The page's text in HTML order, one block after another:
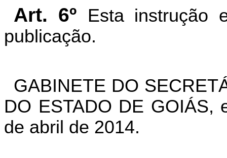
Art. 6º
Esta instrução
publicação.
GABINETE DO
DO ESTADO DE GOIÁS,
de abril de 2014.